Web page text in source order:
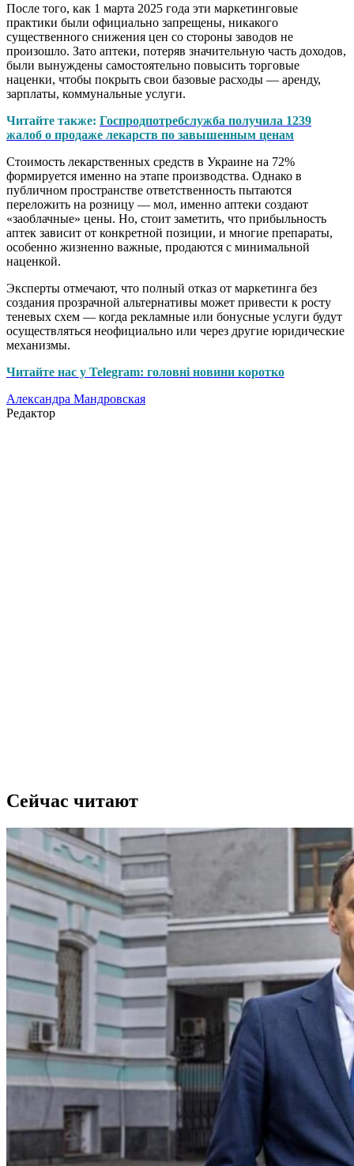
После того, как 1 марта 2025 года эти маркетинговые
практики были официально запрещены, никакого
существенного снижения цен со стороны заводов не
произошло. Зато аптеки, потеряв значительную часть доходов,
были вынуждены самостоятельно повысить торговые
наценки, чтобы покрыть свои базовые расходы — аренду,
зарплаты, коммунальные услуги.
Читайте также: Госпродпотребслужба получила 1239
жалоб о продаже лекарств по завышенным ценам
Стоимость лекарственных средств в Украине на 72%
формируется именно на этапе производства. Однако в
публичном пространстве ответственность пытаются
переложить на розницу — мол, именно аптеки создают
«заоблачные» цены. Но, стоит заметить, что прибыльность
аптек зависит от конкретной позиции, и многие препараты,
особенно жизненно важные, продаются с минимальной
наценкой.
Эксперты отмечают, что полный отказ от маркетинга без
создания прозрачной альтернативы может привести к росту
теневых схем — когда рекламные или бонусные услуги будут
осуществляться неофициально или через другие юридические
механизмы.
Читайте нас у Telegram: головні новини коротко
Александра Мандровская
Редактор
Сейчас читают